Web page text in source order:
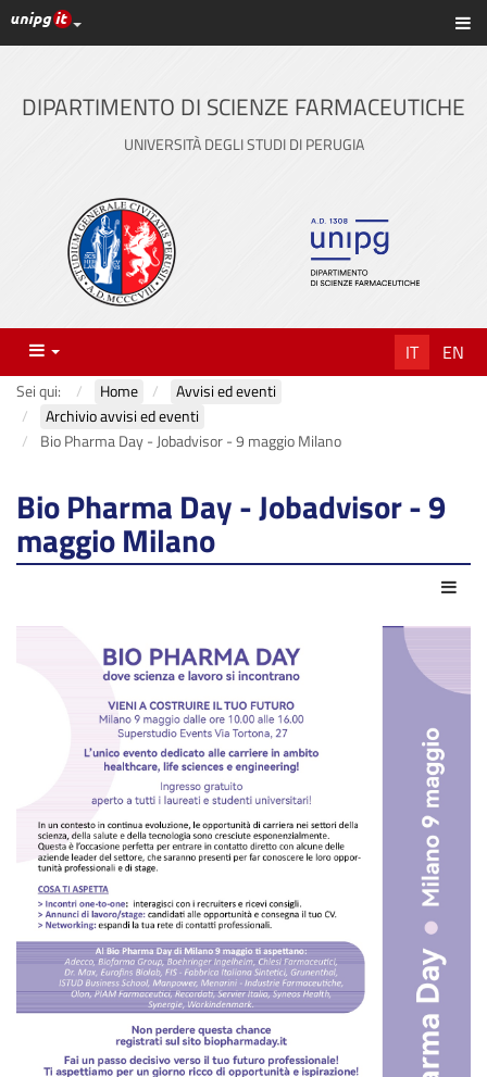
Vai
al
principale
Link ai principali servizi web di Ateneo
DIPARTIMENTO DI SCIENZE FARMACEUTICHE
UNIVERSITÀ DEGLI STUDI DI PERUGIA
Menu IT EN
Sei qui: Home
Avvisi ed eventi
Archivio avvisi ed eventi
Bio Pharma Day - Jobadvisor - 9 maggio Milano
Bio Pharma Day - Jobadvisor - 9
maggio Milano